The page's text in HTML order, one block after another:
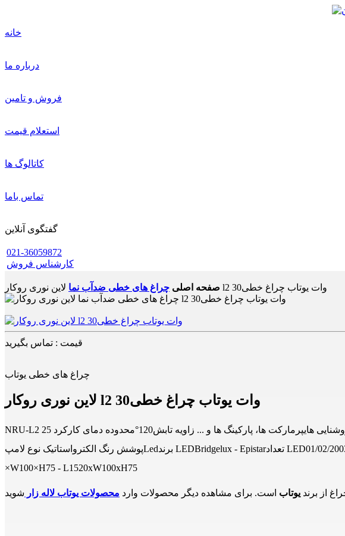
خانه
درباره ما
فروش و تامین
استعلام قیمت
کاتالوگ ها
تماس باما
گفتگوی آنلاین
021-36059872
کارشناس فروش
صفحه اصلی چراغ های خطی ضدآب نما لاین نوری روکار l2 30وات یوتاب چراغ خطی
قیمت : تماس بگیرید
چراغ های خطی یوتاب
لاین نوری روکار l2 30وات یوتاب چراغ خطی
NRU-L2 کاربردروشنایی هایپرمارکت ها، پارکینگ ها و ... زاویه تابش120°محدوده دمای کارکرد ­25°C ~ 50°C رنگ نور3000K/4000K/6000Kدرجه حفاظتIP65طول عمر اسمی> 25000hجنس بدنهآلومینیوم با
پوشش رنگ الکترواستاتیک نوع لامپLedبرند LEDBridgelux - Epistarتعداد LED01/02/2003توان نامی20w - 30w - 50wبهره نوری110-130 Lm/wولتاژ ورودی220Vac ابعادL600 ×W100×H75 - L1220
×W100×H75 - L1520xW100xH75
از برند یوتاب است. برای مشاهده دیگر محصولات وارد محصولات یوتاب لاله زار